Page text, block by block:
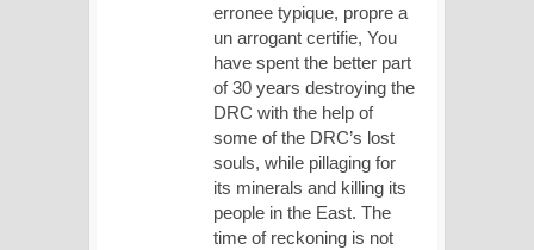
erronee typique, propre a
un arrogant certifie, You
have spent the better part
of 30 years destroying the
DRC with the help of
some of the DRC’s lost
souls, while pillaging for
its minerals and killing its
people in the East. The
time of reckoning is not